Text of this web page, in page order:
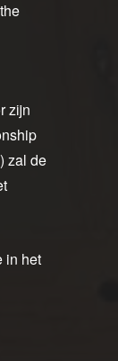
zijn
zal de
in het